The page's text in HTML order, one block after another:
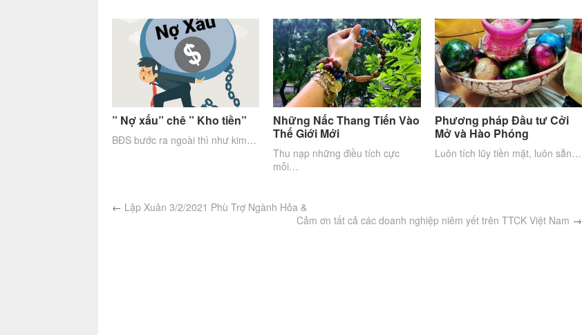
” Nợ xấu” chê ” Kho tiền”
BĐS bước ra ngoài thì như kim…
Những Nấc Thang Tiến Vào
Thế Giới Mới
Thu nạp những điều tích cực
mỗi…
Phương pháp Đầu tư Cởi
Mở và Hào Phóng
Luôn tích lũy tiền mặt, luôn sẵn…
← Lập Xuân 3/2/2021 Phù Trợ Ngành Hỏa &
Cảm ơn tất cả các doanh nghiệp niêm yết trên TTCK Việt Nam →